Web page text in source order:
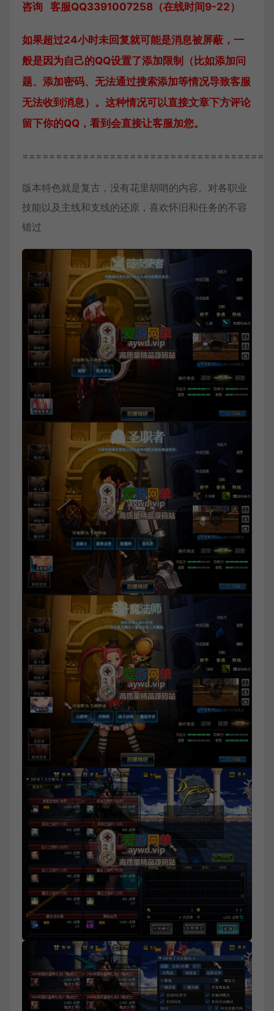
咨询 客服QQ3391007258（在线时间9-22）
如果超过24小时未回复就可能是消息被屏蔽，一
般是因为自己的QQ设置了添加限制（比如添加问
题、添加密码、无法通过搜索添加等情况导致客服
无法收到消息）。这种情况可以直接文章下方评论
留下你的QQ，看到会直接让客服加您。
版本特色就是复古，没有花里胡哨的内容。对各职业
技能以及主线和支线的还原，喜欢怀旧和任务的不容
错过